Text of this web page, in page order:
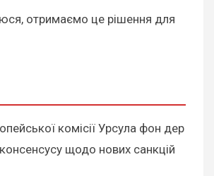
отримаємо це рішення для
комісії Урсула фон дер
щодо нових санкцій